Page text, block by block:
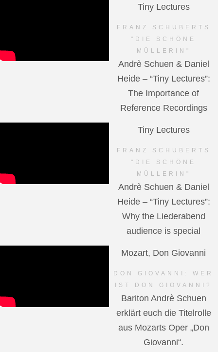
Tiny Lectures
FRANZ SCHUBERTS
"DIE SCHÖNE
MÜLLERIN"
Andrè Schuen & Daniel
Heide – “Tiny Lectures”:
The Importance of
Reference Recordings
Tiny Lectures
FRANZ SCHUBERTS
"DIE SCHÖNE
MÜLLERIN"
Andrè Schuen & Daniel
Heide – “Tiny Lectures”:
Why the Liederabend
audience is special
Mozart, Don Giovanni
DON GIOVANNI: WER
IST DON GIOVANNI?
Bariton Andrè Schuen
erklärt euch die Titelrolle
aus Mozarts Oper „Don
Giovanni“.